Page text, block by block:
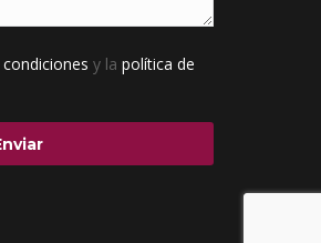
y la política de